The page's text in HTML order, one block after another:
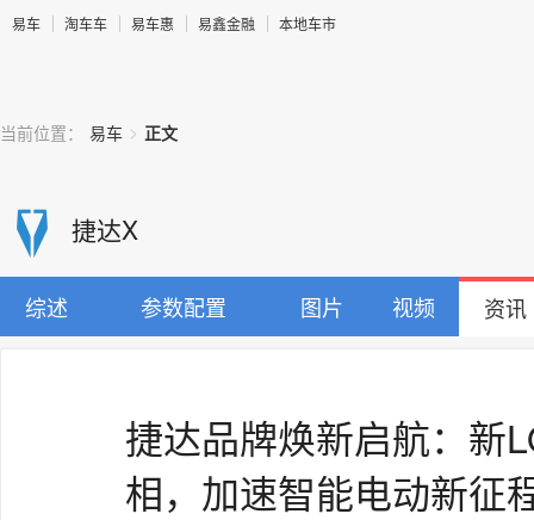
易车 淘车车 易车惠 易鑫金融 本地车市
当前位置： 易车 > 正文
捷达X
综述 参数配置 图片 视频 资讯
捷达品牌焕新启航：新
相，加速智能电动新征